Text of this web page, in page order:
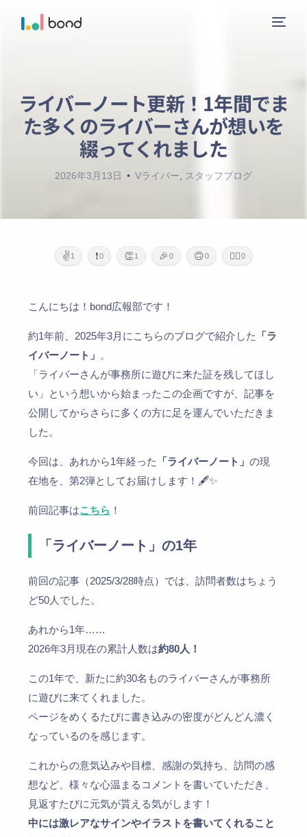
ライバーノート更新！1年間でま
た多くのライバーさんが想いを
綴ってくれました
2026年3月13日 Vライバー, スタッフブログ
✌️ 1 ❗0 👏 1 🎉0 🙃0 🙇‍♂️0
こんにちは！bond広報部です！
約1年前、2025年3月にこちらのブログで紹介した
「ラ
イバーノート」 。
「ライバーさんが事務所に遊びに来た証を残してほし
い」という想いから始まったこの企画ですが、記事を
公開してからさらに多くの方に足を運んでいただきま
した。
今回は、あれから1年経った 「ライバーノート」の現
在地を、第2弾としてお届けします！🖋✨
前回記事はこちら ！
「ライバーノート」の1年
前回の記事（2025/3/28時点）では、訪問者数はちょう
ど50人でした。
あれから1年……
2026年3月現在の累計人数は約80人！
この1年で、新たに約30名ものライバーさんが事務所
に遊びに来てくれました。
ページをめくるたびに書き込みの密度がどんどん濃く
なっているのを感じます。
これからの意気込みや目標、感謝の気持ち、訪問の感
想など、様々な心温まるコメントを書いていただき、
見返すたびに元気が貰える気がします！
中には激レアなサインやイラストを書いてくれること
ニュース
レーベル
お問い合わせ